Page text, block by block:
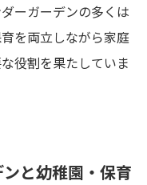
ーガーデンの多くは
を両立しながら家庭
役割を果たしていま
と幼稚園・保育